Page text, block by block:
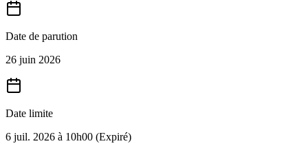
Date de parution
26 juin 2026
Date limite
6 juil. 2026 à 10h00 (Expiré)